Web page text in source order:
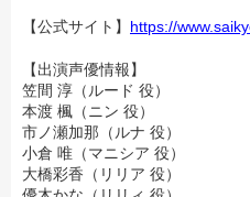
【公式サイト】 https://
【出演声優情報】
笠間 淳（ルード 役）
本渡 楓（ニン 役）
市ノ瀬加那（ルナ 役）
小倉 唯（マニシア 役）
大橋彩香（リリア 役）